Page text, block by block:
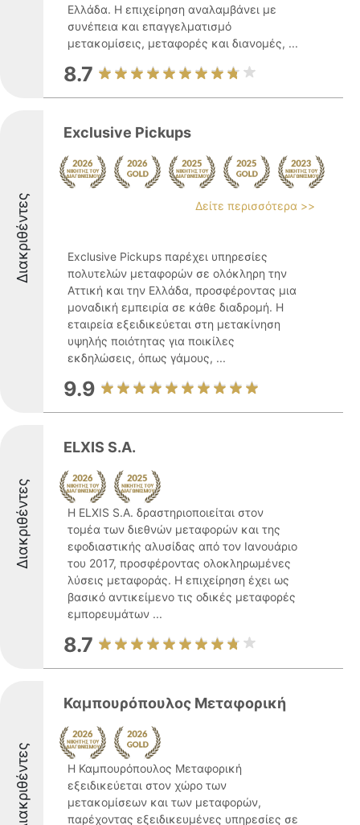
Ελλάδα. Η επιχείρηση αναλαμβάνει με
συνέπεια και επαγγελματισμό
μετακομίσεις, μεταφορές και διανομές, ...
8.7
Διακριθέντες
Exclusive Pickups
Δείτε περισσότερα >>
Exclusive Pickups παρέχει υπηρεσίες
πολυτελών μεταφορών σε ολόκληρη την
Αττική και την Ελλάδα, προσφέροντας μια
μοναδική εμπειρία σε κάθε διαδρομή. Η
εταιρεία εξειδικεύεται στη μετακίνηση
υψηλής ποιότητας για ποικίλες
εκδηλώσεις, όπως γάμους, ...
9.9
Διακριθέντες
ELXIS S.A.
Η ELXIS S.A. δραστηριοποιείται στον
τομέα των διεθνών μεταφορών και της
εφοδιαστικής αλυσίδας από τον Ιανουάριο
του 2017, προσφέροντας ολοκληρωμένες
λύσεις μεταφοράς. Η επιχείρηση έχει ως
βασικό αντικείμενο τις οδικές μεταφορές
εμπορευμάτων ...
8.7
Διακριθέντες
Καμπουρόπουλος Μεταφορική
Η Καμπουρόπουλος Μεταφορική
εξειδικεύεται στον χώρο των
μετακομίσεων και των μεταφορών,
παρέχοντας εξειδικευμένες υπηρεσίες σε